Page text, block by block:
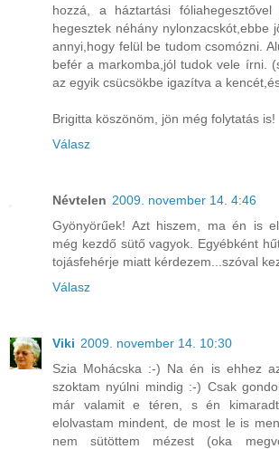
hozzá, a háztartási fóliahegesztővel
hegesztek néhány nylonzacskót,ebbe
annyi,hogy felül be tudom csomózni.
befér a markomba,jól tudok vele írni.
az egyik csücsökbe igazítva a
Brigitta köszönöm, jön még folytatás is!
Válasz
Névtelen 2009. november 14. 4:46
Gyönyörűek! Azt hiszem, ma én is
még kezdő sütő vagyok. Egyébként
tojásfehérje miatt kérdezem...szóval
Válasz
Viki 2009. november 14. 10:30
Szia Mohácska :-) Na én is ehhez
szoktam nyúlni mindig :-) Csak
már valamit e téren, s én
elolvastam mindent, de most le is
nem sütöttem mézest (oka